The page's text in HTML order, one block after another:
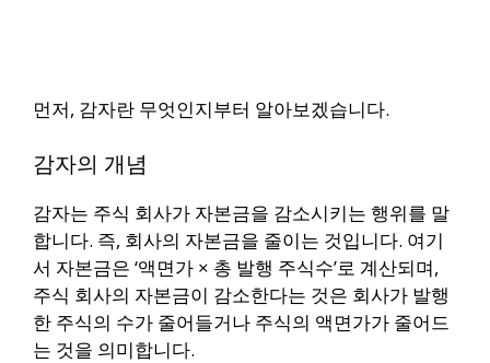
먼저, 감자란 무엇인지부터 알아보겠습니다.
감자의 개념
감자는 주식 회사가 자본금을 감소시키는 행위를 말
합니다. 즉, 회사의 자본금을 줄이는 것입니다. 여기
서 자본금은 ‘액면가 × 총 발행 주식수’로 계산되며,
주식 회사의 자본금이 감소한다는 것은 회사가 발행
한 주식의 수가 줄어들거나 주식의 액면가가 줄어드
는 것을 의미합니다.